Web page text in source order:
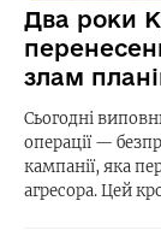
Два роки
злам
Сьогодні
операції —
кампанії, яка
агресора. Цей